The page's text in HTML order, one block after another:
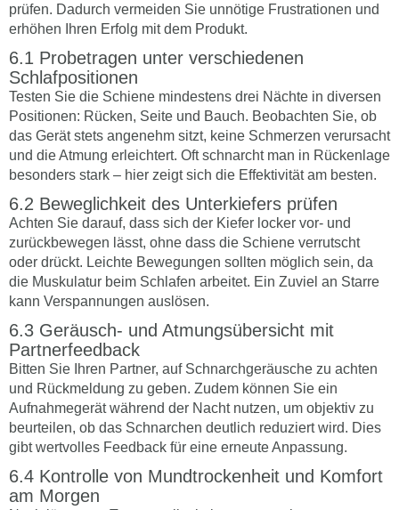
prüfen. Dadurch vermeiden Sie unnötige Frustrationen und
erhöhen Ihren Erfolg mit dem Produkt.
Probetragen unter verschiedenen
Schlafpositionen
Testen Sie die Schiene mindestens drei Nächte in diversen
Positionen: Rücken, Seite und Bauch. Beobachten Sie, ob
das Gerät stets angenehm sitzt, keine Schmerzen verursacht
und die Atmung erleichtert. Oft schnarcht man in Rückenlage
besonders stark – hier zeigt sich die Effektivität am besten.
Beweglichkeit des Unterkiefers prüfen
Achten Sie darauf, dass sich der Kiefer locker vor- und
zurückbewegen lässt, ohne dass die Schiene verrutscht
oder drückt. Leichte Bewegungen sollten möglich sein, da
die Muskulatur beim Schlafen arbeitet. Ein Zuviel an Starre
kann Verspannungen auslösen.
Geräusch- und Atmungsübersicht mit
Partnerfeedback
Bitten Sie Ihren Partner, auf Schnarchgeräusche zu achten
und Rückmeldung zu geben. Zudem können Sie ein
Aufnahmegerät während der Nacht nutzen, um objektiv zu
beurteilen, ob das Schnarchen deutlich reduziert wird. Dies
gibt wertvolles Feedback für eine erneute Anpassung.
Kontrolle von Mundtrockenheit und Komfort
am Morgen